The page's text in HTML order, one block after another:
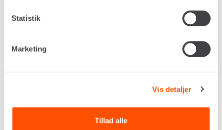
Statistik
Marketing
Vis detaljer
Tillad alle
[230V]